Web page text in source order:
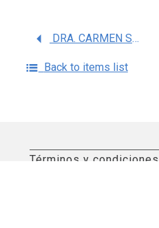
DRA. CARMEN SOL DE LA PEÃ‘A CRUZ
Back to items list
Términos y condiciones